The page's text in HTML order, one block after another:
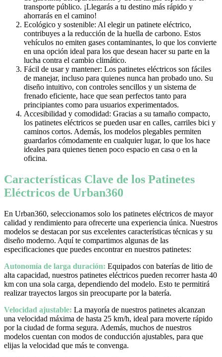
transporte público. ¡Llegarás a tu destino más rápido y
ahorrarás en el camino!
Ecológico y sostenible: Al elegir un patinete eléctrico,
contribuyes a la reducción de la huella de carbono. Estos
vehículos no emiten gases contaminantes, lo que los convierte
en una opción ideal para los que desean hacer su parte en la
lucha contra el cambio climático.
Fácil de usar y mantener: Los patinetes eléctricos son fáciles
de manejar, incluso para quienes nunca han probado uno. Su
diseño intuitivo, con controles sencillos y un sistema de
frenado eficiente, hace que sean perfectos tanto para
principiantes como para usuarios experimentados.
Accesibilidad y comodidad: Gracias a su tamaño compacto,
los patinetes eléctricos se pueden usar en calles, carriles bici y
caminos cortos. Además, los modelos plegables permiten
guardarlos cómodamente en cualquier lugar, lo que los hace
ideales para quienes tienen poco espacio en casa o en la
oficina.
Características Clave de los Patinetes
Eléctricos de Urban360
En Urban360, seleccionamos solo los patinetes eléctricos de mayor
calidad y rendimiento para ofrecerte una experiencia única. Nuestros
modelos se destacan por sus excelentes características técnicas y su
diseño moderno. Aquí te compartimos algunas de las
especificaciones que puedes encontrar en nuestros patinetes:
Autonomía de larga duración: Equipados con baterías de litio de
alta capacidad, nuestros patinetes eléctricos pueden recorrer hasta 40
km con una sola carga, dependiendo del modelo. Esto te permitirá
realizar trayectos largos sin preocuparte por la batería.
Velocidad ajustable: La mayoría de nuestros patinetes alcanzan
una velocidad máxima de hasta 25 km/h, ideal para moverte rápido
por la ciudad de forma segura. Además, muchos de nuestros
modelos cuentan con modos de conducción ajustables, para que
elijas la velocidad que más te convenga.